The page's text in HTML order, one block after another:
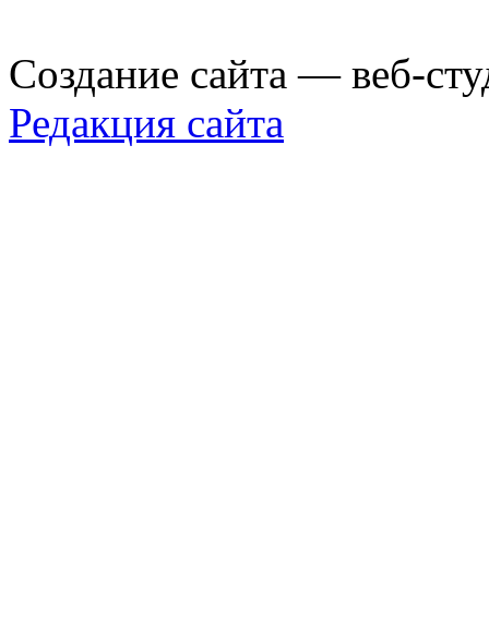
Создание сайта — веб-
Редакция сайта